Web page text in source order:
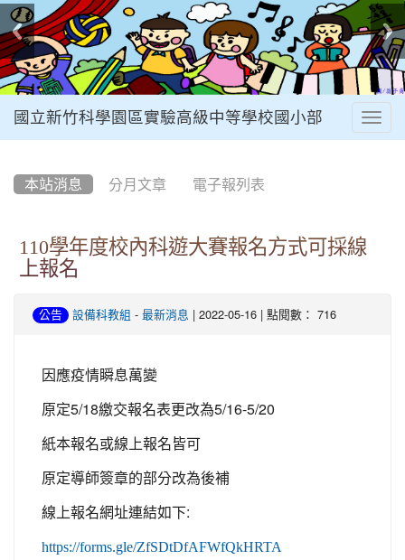
國立新竹科學園區實驗高級中等學校國小部
本站消息 分月文章 電子報列表
110學年度校內科遊大賽報名方式可採線
上報名
公告 設備科教組 - 最新消息 | 2022-05-16 | 點閱數： 716
因應疫情瞬息萬變
原定5/18繳交報名表更改為5/16-5/20
紙本報名或線上報名皆可
原定導師簽章的部分改為後補
線上報名網址連結如下:
https://forms.gle/ZfSDtDfAFWfQkHRTA